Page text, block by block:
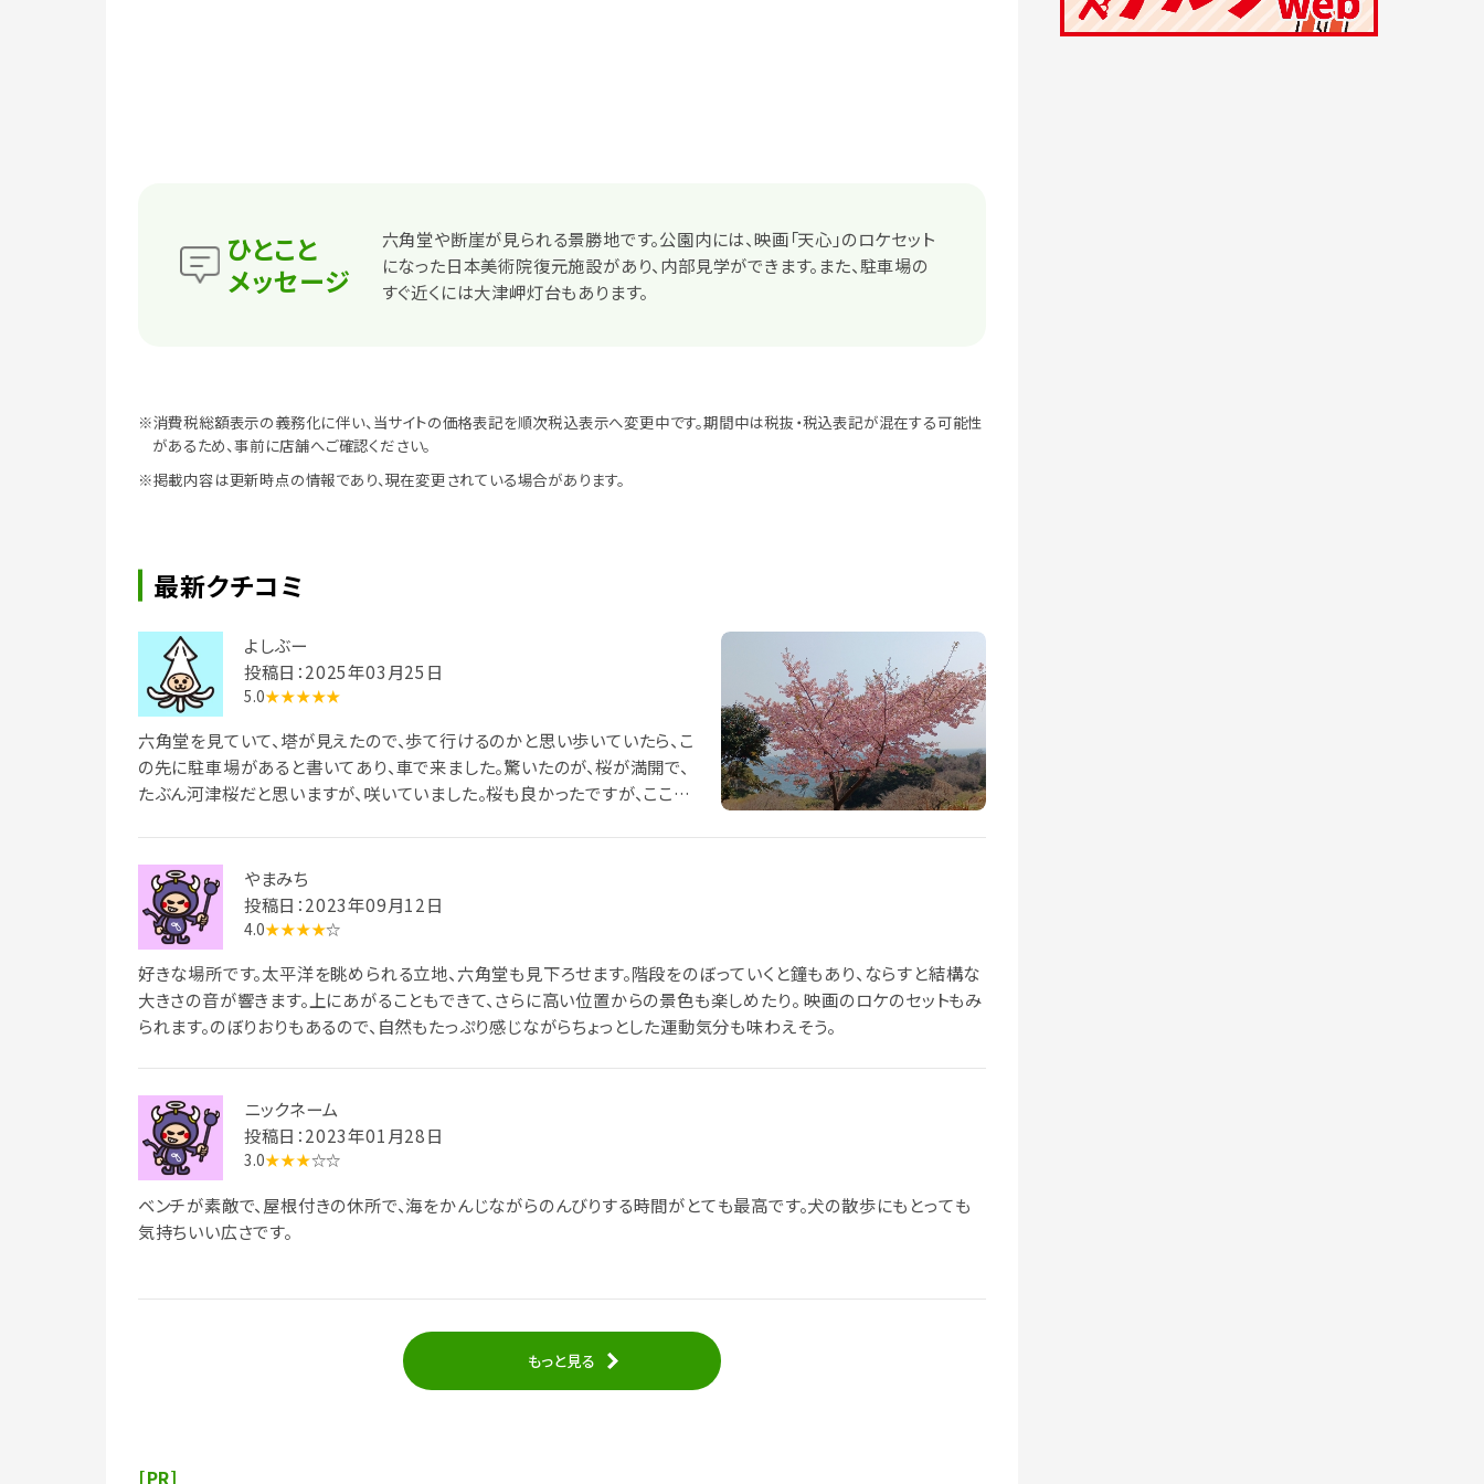
ひとこと
メッセージ
六角堂や断崖が見られる景勝地です。公園内には、映画「天心」のロケセット
になった日本美術院復元施設があり、内部見学ができます。また、駐車場の
すぐ近くには大津岬灯台もあります。
※消費税総額表示の義務化に伴い、当サイトの価格表記を順次税込表示へ変更中です。期間中は税抜・税込表記が混在する可能性
があるため、事前に店舗へご確認ください。
※掲載内容は更新時点の情報であり、現在変更されている場合があります。
最新クチコミ
よしぶー
投稿日：2025年03月25日
5.0★★★★★
六角堂を見ていて、塔が見えたので、歩て行けるのかと思い歩いていたら、こ
の先に駐車場があると書いてあり、車で来ました。驚いたのが、桜が満開で、
たぶん河津桜だと思いますが、咲いていました。桜も良かったですが、ここか
やまみち
投稿日：2023年09月12日
4.0★★★★☆
好きな場所です。太平洋を眺められる立地、六角堂も見下ろせます。階段をのぼっていくと鐘もあり、ならすと結構な
大きさの音が響きます。上にあがることもできて、さらに高い位置からの景色も楽しめたり。 映画のロケのセットもみ
られます。のぼりおりもあるので、自然もたっぷり感じながらちょっとした運動気分も味わえそう。
ニックネーム
投稿日：2023年01月28日
3.0★★★☆☆
ベンチが素敵で、屋根付きの休所で、海をかんじながらのんびりする時間がとても最高です。犬の散歩にもとっても
気持ちいい広さです。
もっと見る
[PR]